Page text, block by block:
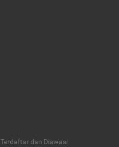
Terdaftar dan Diawasi